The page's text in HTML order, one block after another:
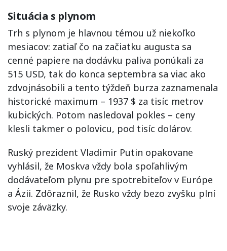
Situácia s plynom
Trh s plynom je hlavnou témou už niekoľko
mesiacov: zatiaľ čo na začiatku augusta sa
cenné papiere na dodávku paliva ponúkali za
515 USD, tak do konca septembra sa viac ako
zdvojnásobili a tento týždeň burza zaznamenala
historické maximum – 1937 $ za tisíc metrov
kubických. Potom nasledoval pokles – ceny
klesli takmer o polovicu, pod tisíc dolárov.
Ruský prezident Vladimir Putin opakovane
vyhlásil, že Moskva vždy bola spoľahlivým
dodávateľom plynu pre spotrebiteľov v Európe
a Ázii. Zdôraznil, že Rusko vždy bezo zvyšku plní
svoje záväzky.